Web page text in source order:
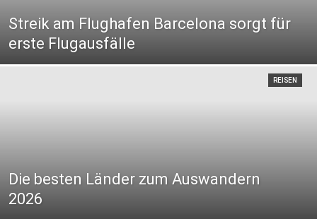
Streik am Flughafen Barcelona sorgt für
erste Flugausfälle
REISEN
Die besten Länder zum Auswandern
2026